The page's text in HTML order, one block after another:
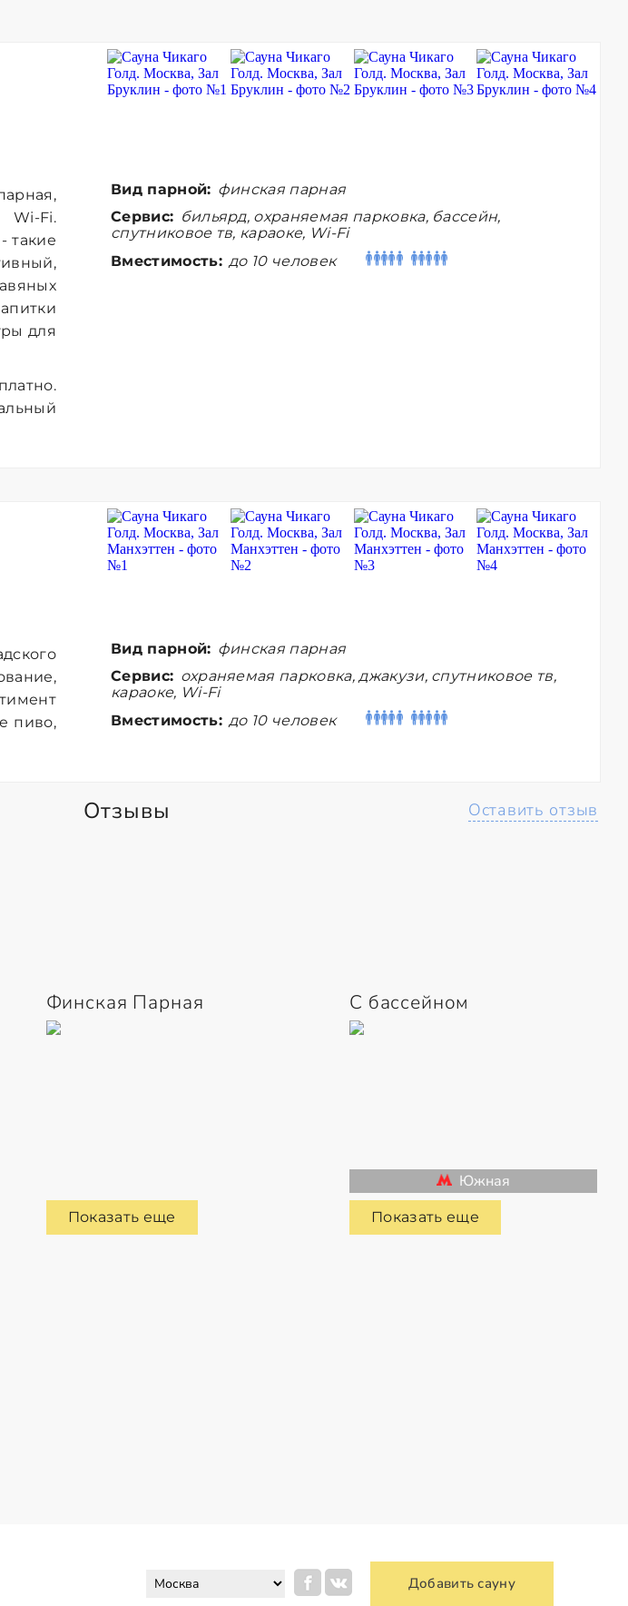
Wi-Fi.
такие
для
Вид парной: финская парная
Сервис: бильярд, охраняемая парковка, бассейн,
спутниковое тв, караоке, Wi-Fi
Вместимость: до 10 человек
пиво,
Вид парной: финская парная
Сервис: охраняемая парковка, джакузи, спутниковое тв,
караоке, Wi-Fi
Вместимость: до 10 человек
Отзывы Оставить отзыв
Финская Парная
Показать еще
С бассейном
Южная
Показать еще
Добавить сауну